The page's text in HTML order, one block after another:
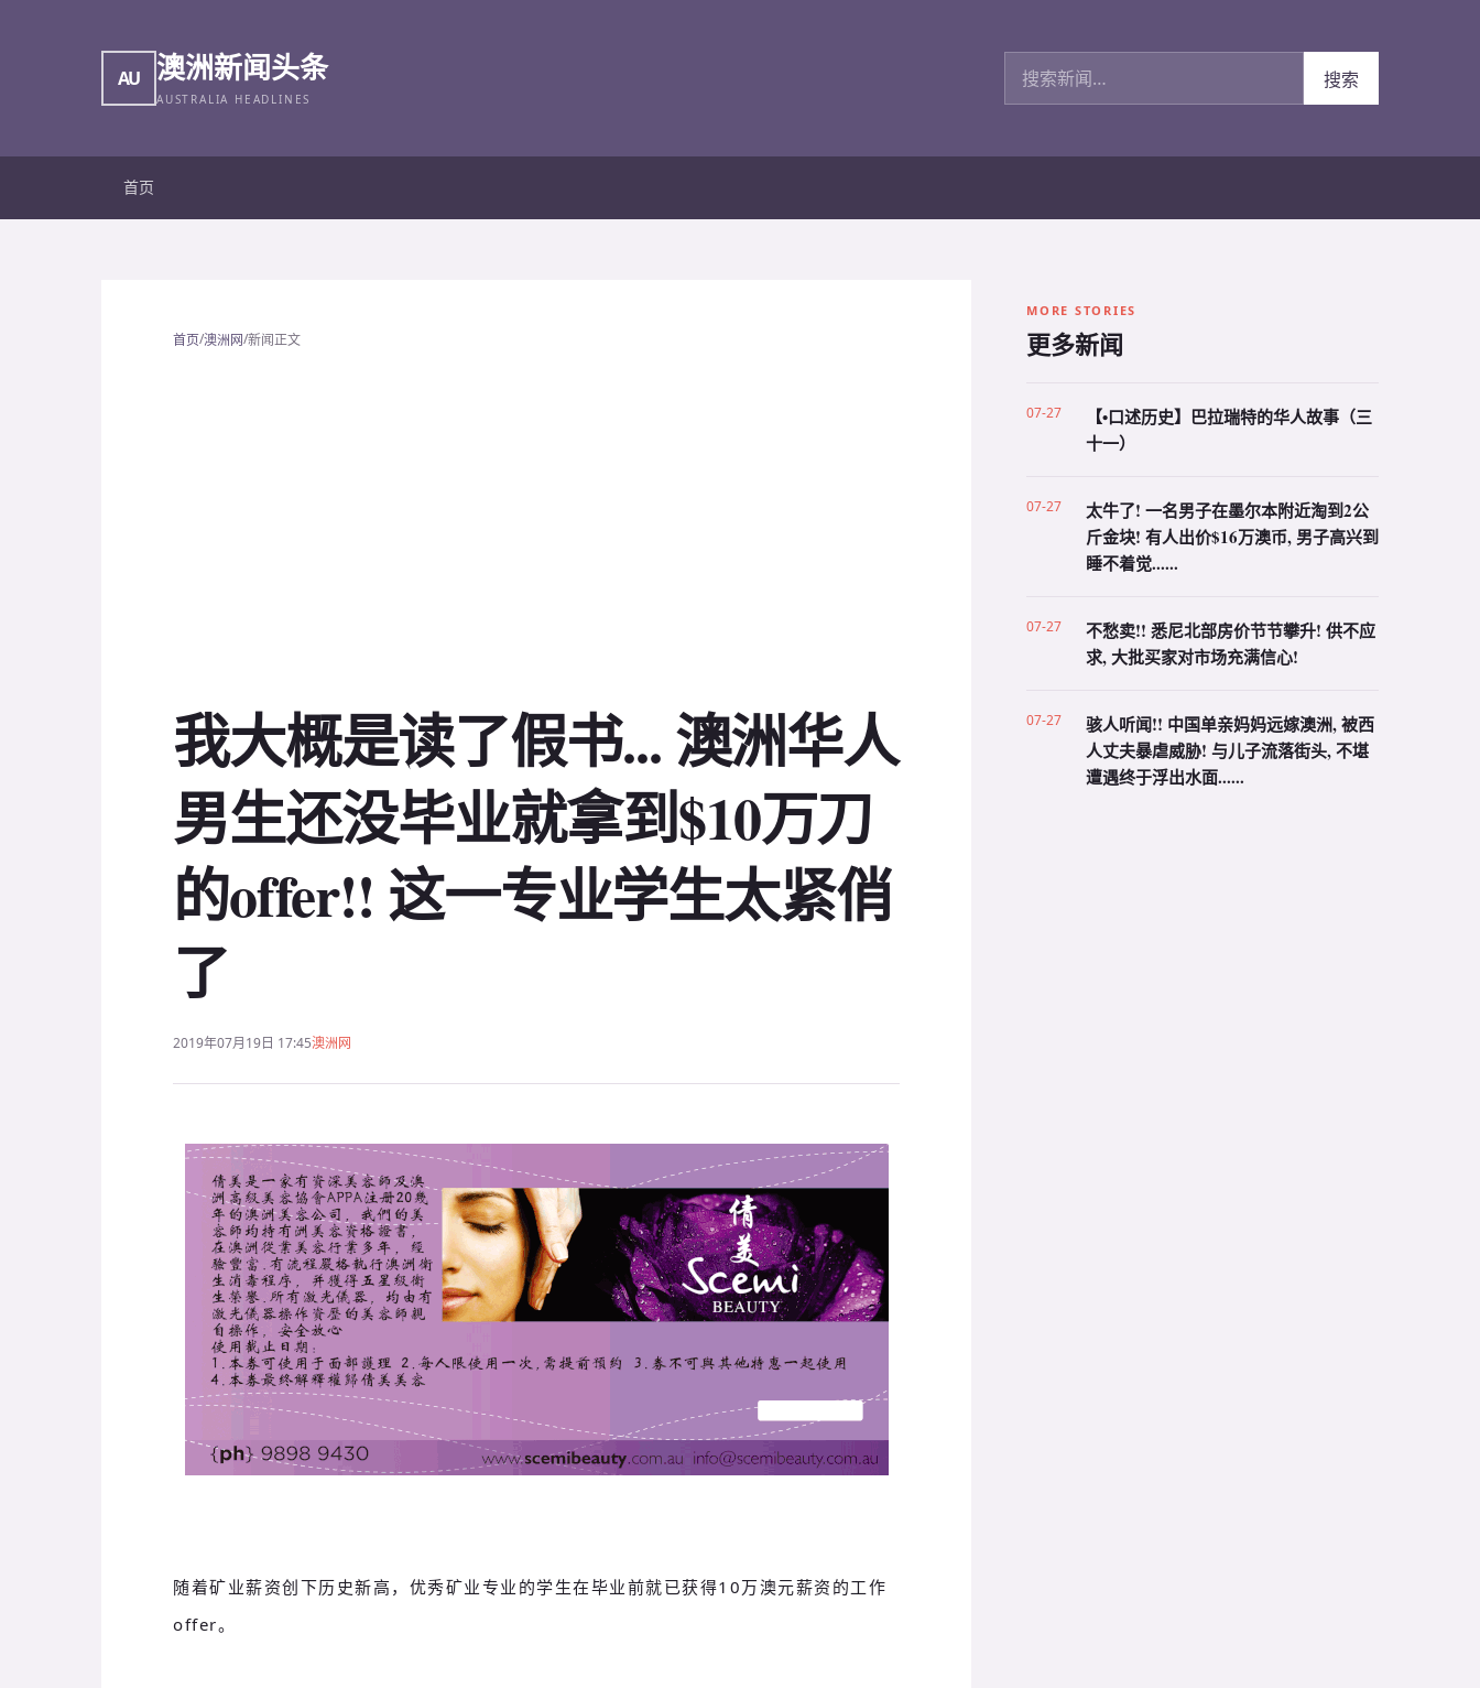
AU 澳洲新闻头条
AUSTRALIA HEADLINES
搜索新闻
搜索
首页
首页/澳洲网/新闻正文
我大概是读了假书... 澳洲华人
男生还没毕业就拿到$10万刀
的offer!! 这一专业学生太紧俏
了
2019年07月19日 17:45澳洲网
随着矿业薪资创下历史新高，优秀矿业专业的学生在毕业前就已获得10万澳元薪资的工作
offer。
MORE STORIES
更多新闻
07-27
【•口述历史】巴拉瑞特的华人故事（三
十一）
07-27
太牛了! 一名男子在墨尔本附近淘到2公
斤金块! 有人出价$16万澳币, 男子高兴到
睡不着觉......
07-27
不愁卖!! 悉尼北部房价节节攀升! 供不应
求, 大批买家对市场充满信心!
07-27
骇人听闻!! 中国单亲妈妈远嫁澳洲, 被西
人丈夫暴虐威胁! 与儿子流落街头, 不堪
遭遇终于浮出水面......